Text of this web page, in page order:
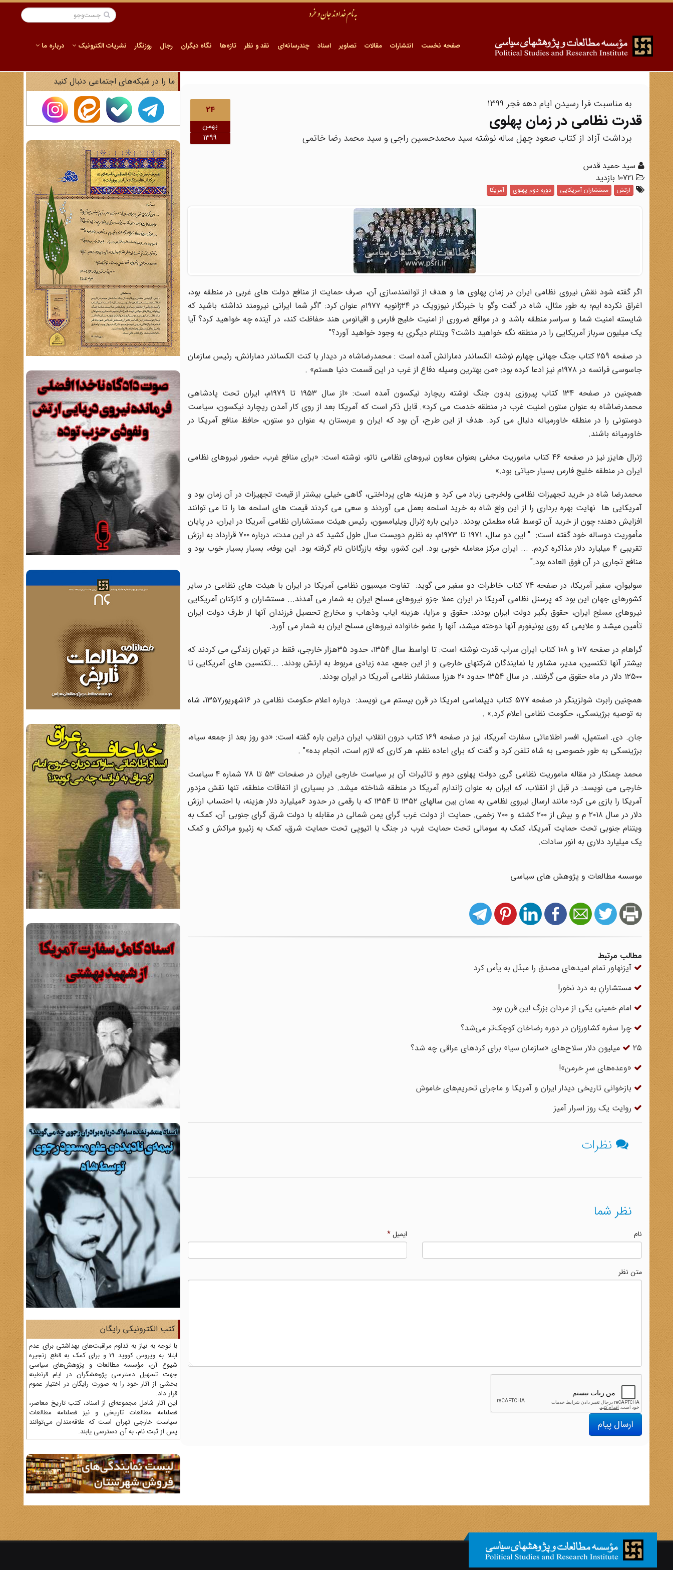
صفحه نخست انتشارات مقالات تصاویر اسناد چندرسانه‌ای نقد و نظر تازه‌ها نگاه دیگران رجال روزنگار نشریات الکترونیک درباره ما
24
بهمن
1399
به مناسبت فرا رسیدن ایام دهه فجر 1399
قدرت نظامی در زمان پهلوی
برداشت آزاد از کتاب صعود چهل ساله نوشته سید محمدحسین راجی و سید محمد رضا خاتمی
سید حمید قدس
ارتش مستشاران آمریکایی دوره دوم پهلوی آمریکا
اگر گفته شود نقش نیروی نظامی ایران در زمان پهلوی ها و هدف از توانمندسازی آن، صرف حمایت از منافع دولت های غربی در منطقه بود،
اغراق نکرده ایم؛ به طور مثال، شاه در گفت وگو با خبرنگار نیوزویک در ۲۴ژانویه ۱۹۷۷م عنوان کرد: "اگر شما ایرانی نیرومند نداشته باشید که
شایسته امنیت شما و سراسر منطقه باشد و در مواقع ضروری از امنیت خلیج فارس و اقیانوس هند حفاظت کند، در آینده چه خواهید کرد؟ آیا
یک میلیون سرباز آمریکایی را در منطقه نگه خواهید داشت؟ ویتنام دیگری به وجود خواهید آورد؟"
در صفحه 259 کتاب جنگ جهانی چهارم نوشته الکساندر دمارانش آمده است : محمدرضاشاه در دیدار با کنت الکساندر دمارانش، رئیس سازمان
جاسوسی فرانسه در ۱۹۷۸م نیز ادعا کرده بود: «من بهترین وسیله دفاع از غرب در این قسمت دنیا هستم» .
همچنین در صفحه 134 کتاب پیروزی بدون جنگ نوشته ریچارد نیکسون آمده است: «از سال ۱۹۵۳ تا ۱۹۷۹م، ایران تحت پادشاهی
محمدرضاشاه به عنوان ستون امنیت غرب در منطقه خدمت می کرد». قابل ذکر است که آمریکا بعد از روی کار آمدن ریچارد نیکسون، سیاست
دوستونی را در منطقه خاورمیانه دنبال می کرد. هدف از این طرح، آن بود که ایران و عربستان به عنوان دو ستون، حافظ منافع آمریکا در
خاورمیانه باشند.
ژنرال هایزر نیز در صفحه 46 کتاب ماموریت مخفی بعنوان معاون نیروهای نظامی ناتو، نوشته است: «برای منافع غرب، حضور نیروهای نظامی
ایران در منطقه خلیج فارس بسیار حیاتی بود.»
محمدرضا شاه در خرید تجهیزات نظامی ولخرجی زیاد می کرد و هزینه های پرداختی، گاهی خیلی بیشتر از قیمت تجهیزات در آن زمان بود و
آمریکایی ها نهایت بهره برداری را از این ولع شاه به خرید اسلحه بعمل می آوردند و سعی می کردند قیمت های اسلحه ها را تا می توانند
افزایش دهند؛ چون از خرید آن توسط شاه مطمئن بودند. دراین باره ژنرال ویلیامسون، رئیس هیئت مستشاران نظامی آمریکا در ایران، در پایان
مأموریت دوساله خود گفته است: " این دو سال، ۱۹۷۱ تا ۱۹۷۳م، به نظرم دویست سال طول کشید که در این مدت، درباره ۷۰۰ قرارداد به ارزش
تقریبی ۴ میلیارد دلار مذاکره کردم. ... ایران مرکز معامله خوبی بود. این کشور، بوفه بازرگانان نام گرفته بود. این بوفه، بسیار بسیار خوب بود و
منافع تجاری در آن فوق العاده بود."
سولیوان، سفیر آمریکا، در صفحه 74 کتاب خاطرات دو سفیر می گوید: تفاوت میسیون نظامی آمریکا در ایران با هیئت های نظامی در سایر
کشورهای جهان این بود که پرسنل نظامی آمریکا در ایران عملا جزو نیروهای مسلح ایران به شمار می آمدند... مستشاران و کارکنان آمریکایی
نیروهای مسلح ایران، حقوق بگیر دولت ایران بودند: حقوق و مزایا، هزینه ایاب وذهاب و مخارج تحصیل فرزندان آنها از طرف دولت ایران
تأمین میشد و علایمی که روی یونیفورم آنها دوخته میشد، آنها را عضو خانواده نیروهای مسلح ایران به شمار می آورد.
گراهام در صفحه 107 و 108 کتاب ایران سراب قدرت نوشته است: تا اواسط سال ۱۳۵۴، حدود ۳۵هزار خارجی، فقط در تهران زندگی می کردند که
بیشتر آنها تکنسین، مدیر، مشاور یا نمایندگان شرکتهای خارجی و از این جمع، عده زیادی مربوط به ارتش بودند. ...تکنسین های آمریکایی تا
۱۲۵۰۰ دلار در ماه حقوق می گرفتند. در سال 1354 حدود 20 هزرا مستشار نظامی آمریکا در ایران بودند.
همچنین رابرت شولزینگر در صفحه 577 کتاب دیپلماسی امریکا در قرن بیستم می نویسد: درباره اعلام حکومت نظامی در ۱۶شهریور1۳۵۷، شاه
به توصیه برژینسکی، حکومت نظامی اعلام کرد.» .
جان. دی. استمپل، افسر اطلاعاتی سفارت آمریکا، نیز در صفحه 169 کتاب درون انقلاب ایران دراین باره گفته است: «دو روز بعد از جمعه سیاه،
برژینسکی به طور خصوصی به شاه تلفن کرد و گفت که برای اعاده نظم، هر کاری که لازم است، انجام بده»" .
محمد چمنکار در مقاله ماموریت نظامی گری دولت پهلوی دوم و تاثیرات آن بر سیاست خارجی ایران در صفحات 53 تا 78 شماره 4 سیاست
خارجی می نویسد: در قبل از انقلاب، که ایران به عنوان ژاندارم آمریکا در منطقه شناخته میشد. در بسیاری از اتفاقات منطقه، تنها نقش مزدور
آمریکا را بازی می کرد؛ مانند ارسال نیروی نظامی به عمان بین سالهای ۱۳۵۲ تا ۱۳۵۴ که با رقمی در حدود ۶میلیارد دلار هزینه، با احتساب ارزش
دلار در سال ۲۰۱۸ م و بیش از ۲۰۰ کشته و ۷۰۰ زخمی. حمایت از دولت غرب گرای یمن شمالی در مقابله با دولت شرق گرای جنوبی آن، کمک به
ویتنام جنوبی تحت حمایت آمریکا، کمک به سومالی تحت حمایت غرب در جنگ با اتیوپی تحت حمایت شرق، کمک به زئیرو مراکش و کمک
یک میلیارد دلاری به انور سادات.
موسسه مطالعات و پژوهش های سیاسی
مطالب مرتبط
آیزنهاور تمام امیدهای مصدق را مبدّل به یأس کرد
مستشارانِ به درد نخور!
امام خمینی یکی از مردان بزرگ این قرن بود
چرا سفره کشاورزان در دوره رضاخان کوچک‌تر می‌شد؟
۲۵ میلیون دلار سلاح‌های «سازمان سیا» برای کردهای عراقی چه شد؟
«وعده‌های سرِ خرمن»!
بازخوانی تاریخی دیدار ایران و آمریکا و ماجرای تحریم‌های خاموش
روایت یک روز اسرار آمیز
نظرات
نظر شما
نام ایمیل*
متن نظر
ارسال پیام
ما را در شبکه‌های اجتماعی دنبال کنید
کتب الکترونیکی رایگان
با توجه به نیاز به تداوم مراقبت‌های بهداشتی برای عدم
ابتلا به ویروس کووید 19 و برای کمک به قطع زنجیره
شیوع آن، مؤسسه مطالعات و پژوهش‌های سیاسی
جهت تسهیل دسترسی پژوهشگران در ایام قرنطینه
بخشی از آثار خود را به صورت رایگان در اختیار عموم
قرار داد.
این آثار شامل مجموعه‌ای از اسناد، کتب تاریخ معاصر،
فصلنامه‌ مطالعات تاریخی و نیز فصلنامه مطالعات
سیاست خارجی تهران است که علاقه‌مندان می‌توانند
پس از ثبت نام، به آن دسترسی یابند.